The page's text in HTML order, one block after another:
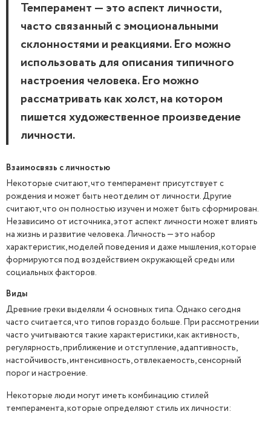
Темперамент — это аспект личности,
часто связанный с эмоциональными
склонностями и реакциями. Его можно
использовать для описания типичного
настроения человека. Его можно
рассматривать как холст, на котором
пишется художественное произведение
личности.
Взаимосвязь с личностью
Некоторые считают, что темперамент присутствует с
рождения и может быть неотделим от личности. Другие
считают, что он полностью изучен и может быть сформирован.
Независимо от источника, этот аспект личности может влиять
на жизнь и развитие человека. Личность — это набор
характеристик, моделей поведения и даже мышления, которые
формируются под воздействием окружающей среды или
социальных факторов.
Виды
Древние греки выделяли 4 основных типа. Однако сегодня
часто считается, что типов гораздо больше. При рассмотрении
часто учитываются такие характеристики, как активность,
регулярность, приближение и отступление, адаптивность,
настойчивость, интенсивность, отвлекаемость, сенсорный
порог и настроение.
Некоторые люди могут иметь комбинацию стилей
темперамента, которые определяют стиль их личности: